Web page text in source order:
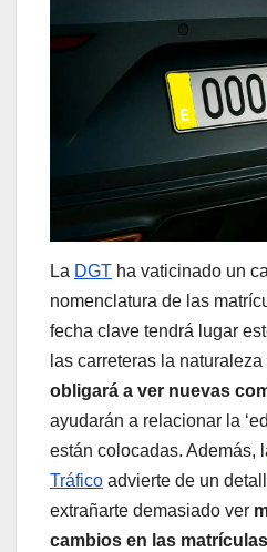
La DGT ha vaticinado un
nomenclatura de las
fecha clave tendrá lugar
las carreteras la
obligará a ver nuevas
ayudarán a relacionar la
están colocadas. Además,
Tráfico advierte de un
extrañarte demasiado ver
cambios en las